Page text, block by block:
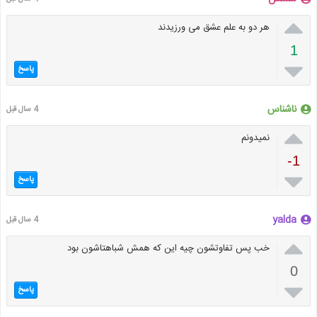

1

هر دو به علم عشق می ورزیدند
پاسخ
ناشناس 4 سال قبل

-1

نمیدونم
پاسخ
yalda 4 سال قبل

0

خب پس تفاوتشون چیه این که همش شباهتاشون بود
پاسخ